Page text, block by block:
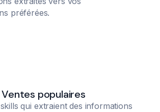
préférées.
populaires
qui extraient des informations